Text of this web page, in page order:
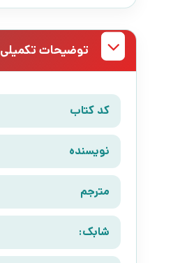
توضیحات تکمیلی
کد کتاب
نویسنده
مترجم
شابک: